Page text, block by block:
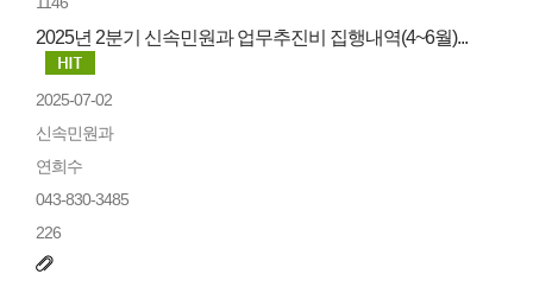
2025년 2분기 신속민원과 업무추진비 집행내역(4~6월)...
2025-07-02
신속민원과
연희수
043-830-3485
226